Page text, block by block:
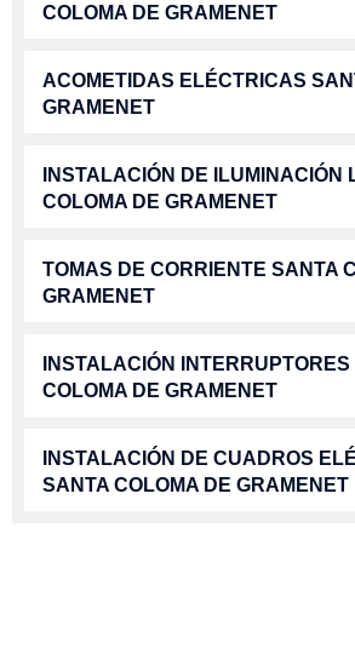
COLOMA DE GRAMENET
ACOMETIDAS ELÉCTRICAS
GRAMENET
INSTALACIÓN DE ILUMINACIÓN
COLOMA DE GRAMENET
TOMAS DE CORRIENTE SANTA
GRAMENET
INSTALACIÓN
COLOMA DE GRAMENET
INSTALACIÓN DE CUADROS
SANTA COLOMA DE GRAMENET